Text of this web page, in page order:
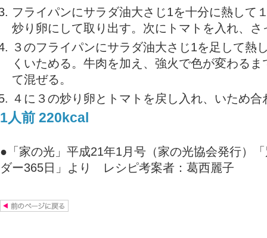
フライパンにサラダ油大さじ1を十分に熱して
炒り卵にして取り出す。次にトマトを入れ、
３のフライパンにサラダ油大さじ1を足して熱
くいためる。牛肉を加え、強火で色が変わる
て混ぜる。
４に３の炒り卵とトマトを戻し入れ、いため
1人前 220kcal
●「家の光」平成21年1月号（家の光協会発行）
ダー365日」より レシピ考案者：葛西麗子